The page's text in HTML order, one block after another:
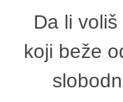
Da li
koji beže